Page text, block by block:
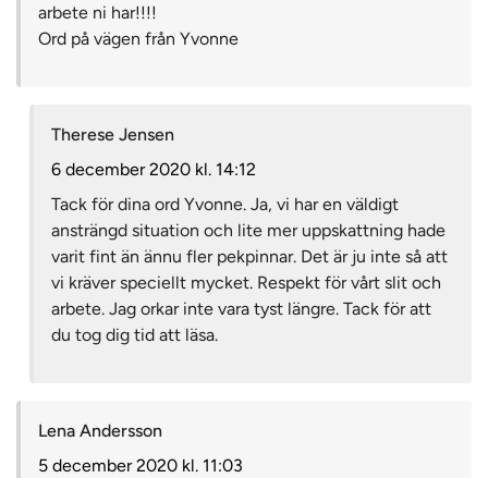
arbete ni har!!!!
Ord på vägen från Yvonne
Therese Jensen
6 december 2020 kl. 14:12
Tack för dina ord Yvonne. Ja, vi har en väldigt
ansträngd situation och lite mer uppskattning hade
varit fint än ännu fler pekpinnar. Det är ju inte så att
vi kräver speciellt mycket. Respekt för vårt slit och
arbete. Jag orkar inte vara tyst längre. Tack för att
du tog dig tid att läsa.
Lena Andersson
5 december 2020 kl. 11:03